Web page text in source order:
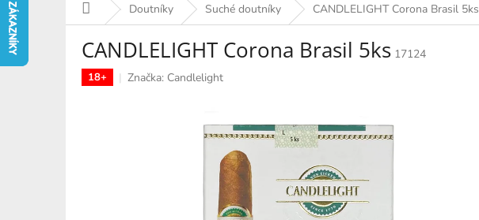
Domů Doutníky Suché doutníky CANDLELIGHT Corona Brasil 5ks
CANDLELIGHT Corona Brasil 5ks 17124
18+ Značka: Candlelight